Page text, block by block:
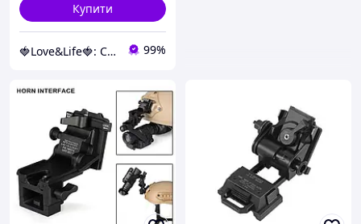
Купити
🍓Love&Life🍓: Світ Здоров'я 💋 99%